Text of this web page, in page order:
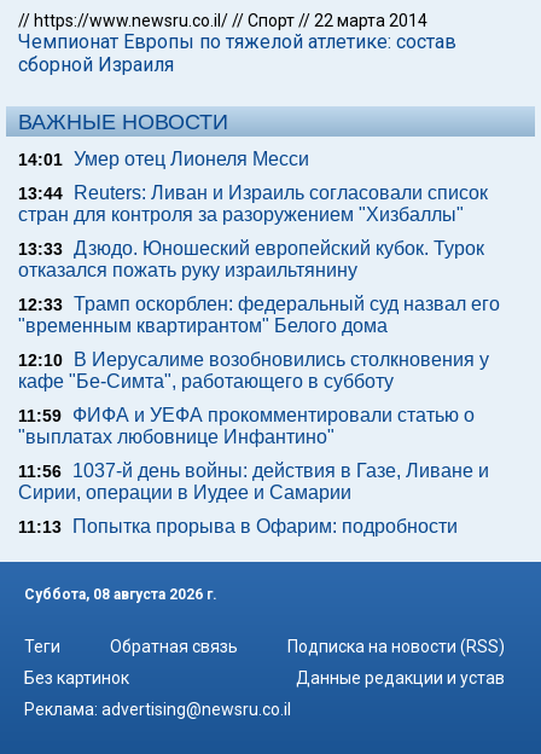
// https://www.newsru.co.il///Спорт//22 марта 2014
Чемпионат Европы по тяжелой атлетике: состав
сборной Израиля
ВАЖНЫЕ НОВОСТИ
14:01 Умер отец Лионеля Месси
13:44
Reuters: Ливан и Израиль согласовали список
стран для контроля за разоружением "Хизбаллы"
13:33 Дзюдо. Юношеский европейский кубок. Турок
отказался пожать руку израильтянину
12:33 Трамп оскорблен: федеральный суд назвал его
"временным квартирантом" Белого дома
12:10
В Иерусалиме возобновились столкновения у
кафе "Бе-Симта", работающего в субботу
11:59
ФИФА и УЕФА прокомментировали статью о
"выплатах любовнице Инфантино"
11:56
1037-й день войны: действия в Газе, Ливане и
Сирии, операции в Иудее и Самарии
11:13 Попытка прорыва в Офарим: подробности
Суббота, 08 августа 2026 г.
Теги Обратная связь
Подписка на новости (RSS)
Без картинок
Данные редакции и устав
Реклама: advertising@newsru.co.il